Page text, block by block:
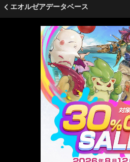
エオルゼアデータベース